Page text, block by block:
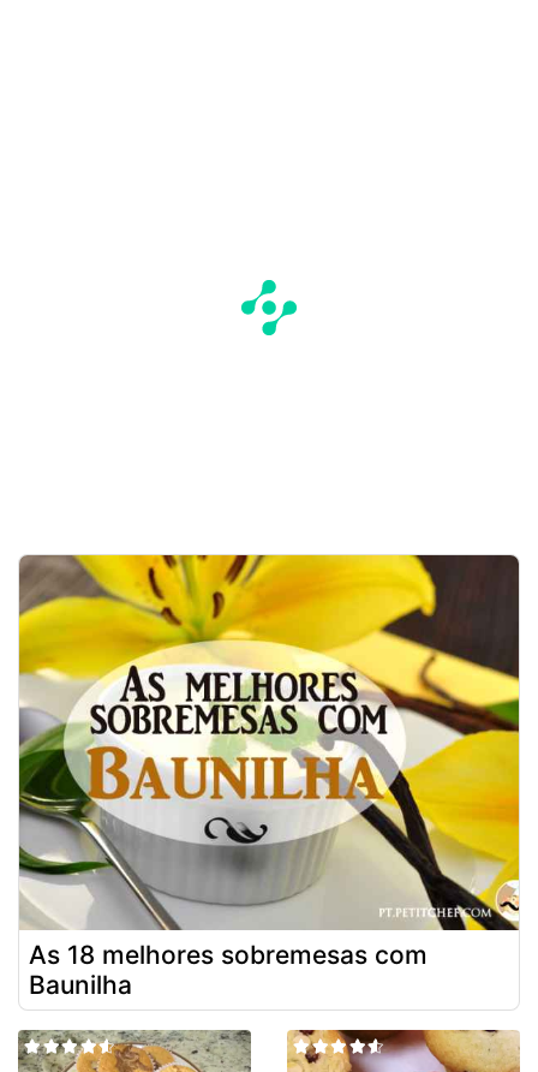
As 18 melhores sobremesas com
Baunilha